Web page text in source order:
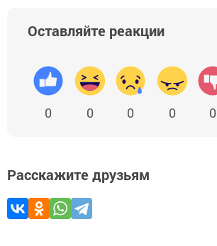
Оставляйте реакции
0 0 0 0 0
Расскажите друзьям